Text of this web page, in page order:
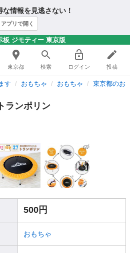
情報を見逃さない！
アプリで開く
板 ジモティー 東京版
東京都 検索 ログイン 投稿
す おもちゃ おもちゃ 東京都のお
ランポリン
500円
おもちゃ